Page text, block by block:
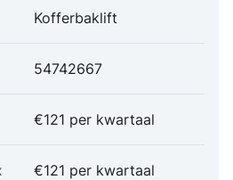
Kofferbaklift
54742667
€121 per kwartaal
€121 per kwartaal